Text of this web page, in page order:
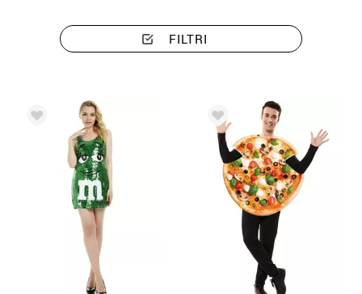
FILTRI